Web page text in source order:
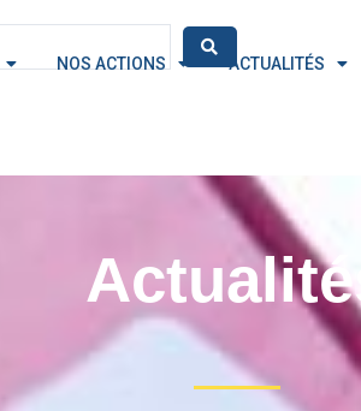
NOS ACTIONS ACTUALITÉS
Actualités